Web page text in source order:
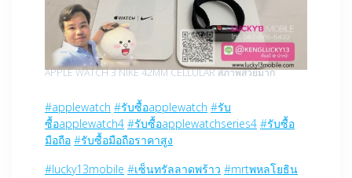
APPLE WATCH 3 NIKE 42MM CELLULAR สภาพสวยมาก
#applewatch #รับซื้อapplewatch #รับ
ซื้อapplewatch4 #รับซื้อapplewatchseries4 #รับซื้อ
มือถือ #รับซื้อมือถือราคาสูง
#lucky13mobile #เซ็นทรัลลาดพร้าว #mrtพหลโยธิน